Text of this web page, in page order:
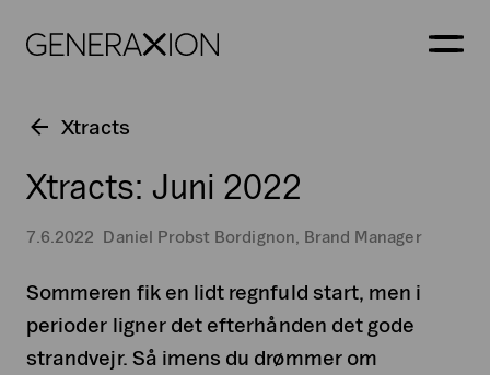
Generaxion
Xtracts
Xtracts: Juni 2022
7.6.2022 Daniel Probst Bordignon, Brand Manager
Sommeren fik en lidt regnfuld start, men i
perioder ligner det efterhånden det gode
strandvejr. Så imens du drømmer om